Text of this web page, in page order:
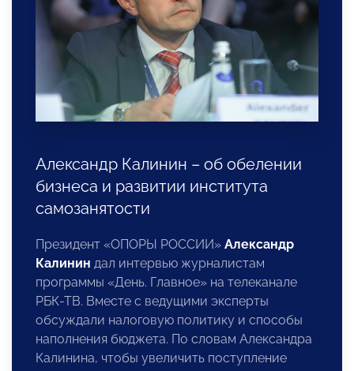
Александр Калинин – об обелении
бизнеса и развитии института
самозанятости
Президент «ОПОРЫ РОССИИ» Александр
Калинин дал интервью журналистам
программы «День. Главное» на телеканале
РБК-ТВ. Вместе с ведущими эксперты
обсуждали налоговую политику и способы
наполнения бюджета. По словам Александра
Калинина, чтобы увеличить поступление